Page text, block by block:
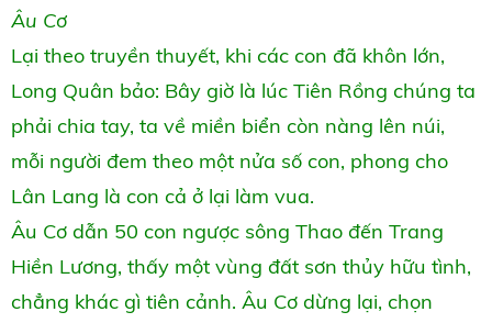
Âu Cơ
Lại theo truyền thuyết, khi các con đã khôn lớn,
Long Quân bảo: Bây giờ là lúc Tiên Rồng chúng ta
phải chia tay, ta về miền biển còn nàng lên núi,
mỗi người đem theo một nửa số con, phong cho
Lân Lang là con cả ở lại làm vua.
Âu Cơ dẫn 50 con ngược sông Thao đến Trang
Hiền Lương, thấy một vùng đất sơn thủy hữu tình,
chẳng khác gì tiên cảnh. Âu Cơ dừng lại, chọn